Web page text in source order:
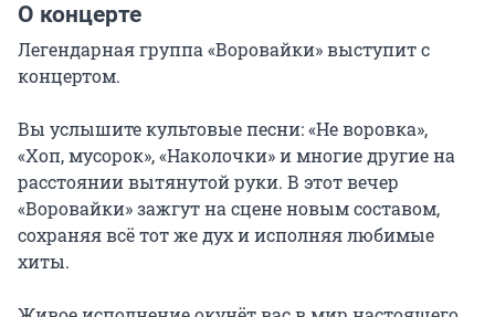
О концерте
Легендарная группа «Воровайки» выступит с
концертом.
Вы услышите культовые песни: «Не воровка»,
«Хоп, мусорок», «Наколочки» и многие другие на
расстоянии вытянутой руки. В этот вечер
«Воровайки» зажгут на сцене новым составом,
сохраняя всё тот же дух и исполняя любимые
хиты.